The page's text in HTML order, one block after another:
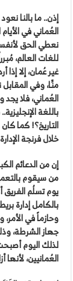
إذن.. ما بالنا
العُماني في
نعطي الحق
للغات العالم،
غير عُمان، إلا
منِّا، وفي
العُماني، فلا
باللغة
التاريخ؟! كما
خلال فرنجة
إن من الدعائم
من سيقوم
يوم تسلُم
بالكامل إدارة
وحازماً في
جهاز الشرطة،
لذلك اليوم
العُمانيين،